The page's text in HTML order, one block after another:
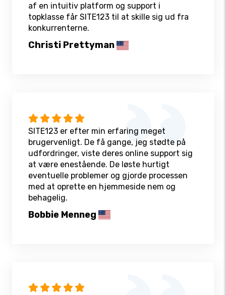
af en intuitiv platform og support i
topklasse får SITE123 til at skille sig ud fra
konkurrenterne.
Christi Prettyman
SITE123 er efter min erfaring meget
brugervenligt. De få gange, jeg stødte på
udfordringer, viste deres online support sig
at være enestående. De løste hurtigt
eventuelle problemer og gjorde processen
med at oprette en hjemmeside nem og
behagelig.
Bobbie Menneg